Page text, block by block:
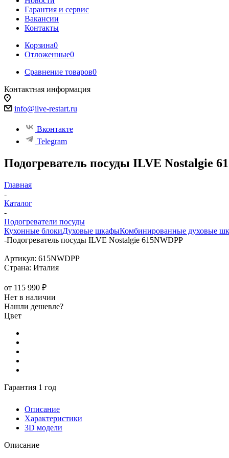
Гарантия и сервис
Вакансии
Контакты
Корзина0
Отложенные0
Сравнение товаров0
Контактная информация
info@ilve-restart.ru
Вконтакте
Telegram
Подогреватель посуды ILVE Nostalgie
Главная
-
Каталог
-
Подогреватели посуды
Кухонные блокиДуховые шкафыКомбинированные духовые
-Подогреватель посуды ILVE Nostalgie 615NWDPP
Артикул: 615NWDPP
Страна: Италия
от 115 990 ₽
Нет в наличии
Нашли дешевле?
Цвет
Гарантия 1 год
Описание
Характеристики
3D модели
Описание